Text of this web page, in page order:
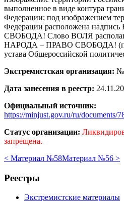
выполненное в виде контура
Федерации; под изображением
Федерации расположена
СВОБОДА! Слово ВОЛЯ
НАРОДА – ПРАВО СВОБОДА!
устава Общероссийской
Экстремистская организация:
Дата занесения в реестр:
Официальный источник:
https://minjust.gov.ru/ru/documents/
Статус организации:
запрещена.
< Материал №58Материал №56 >
Реестры
Экстремистские материалы